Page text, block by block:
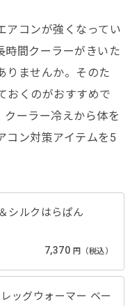
アコンが強くなってい
時間クーラーがきいた
りませんか。そのた
おくのがおすすめで
クーラー冷えから体を
コン対策アイテムを5
シルクはらぱん
7,370 円（税込）
ッグウォーマー ベー